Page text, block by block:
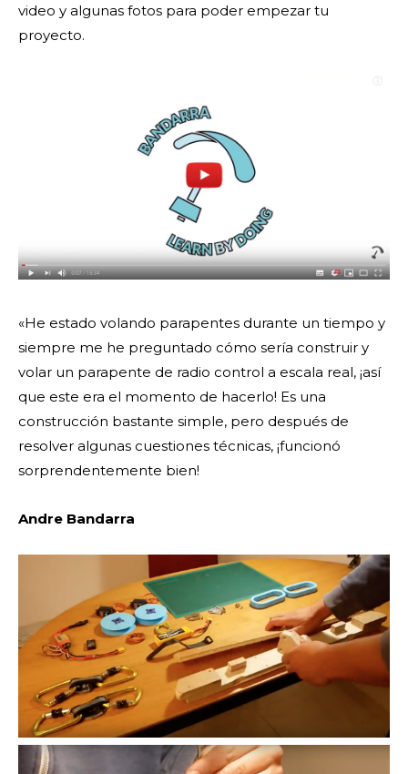
video y algunas fotos para poder empezar tu
proyecto.
«He estado volando parapentes durante un tiempo y
siempre me he preguntado cómo sería construir y
volar un parapente de radio control a escala real, ¡así
que este era el momento de hacerlo! Es una
construcción bastante simple, pero después de
resolver algunas cuestiones técnicas, ¡funcionó
sorprendentemente bien!
Andre Bandarra